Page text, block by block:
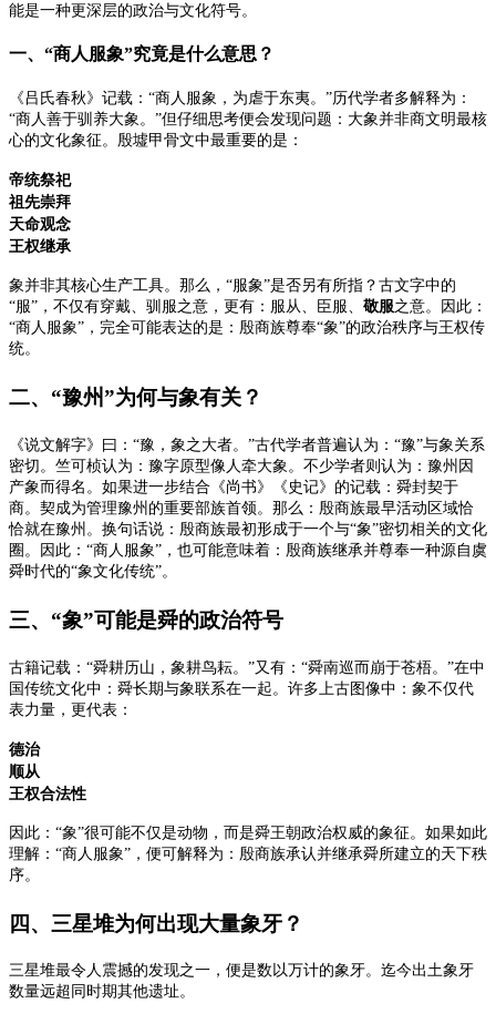
能是一种更深层的政治与文化符号。
一、 “商人服象”究竟是什么意思？
《吕氏春秋》记载： “商人服象，为虐于东夷。”历代学者多解释为：
“商人善于驯养大象。”但仔细思考便会发现问题： 大象并非商文明最核
心的文化象征。 殷墟甲骨文中最重要的是：
帝统祭祀
祖先崇拜
天命观念
王权继承
象并非其核心生产工具。 那么， “服象”是否另有所指？ 古文字中的
“服”，不仅有穿戴、驯服之意，更有： 服从、 臣服、 敬服之意。
因此：
“商人服象”，完全可能表达的是：殷商族尊奉“象”的政治秩序与王权传
统。
二、 “豫州”为何与象有关？
《说文解字》曰： “豫，象之大者。”古代学者普遍认为： “豫”与象关系
密切。 竺可桢认为：豫字原型像人牵大象。 不少学者则认为：豫州因
产象而得名。 如果进一步结合《尚书》《史记》的记载：舜封契于
商。 契成为管理豫州的重要部族首领。 那么：殷商族最早活动区域恰
恰就在豫州。 换句话说：殷商族最初形成于一个与“象”密切相关的文化
圈。
因此： “商人服象”，也可能意味着：殷商族继承并尊奉一种源自虞
舜时代的“象文化传统”。
三、 “象”可能是舜的政治符号
古籍记载： “舜耕历山，象耕鸟耘。”又有： “舜南巡而崩于苍梧。”在中
国传统文化中：舜长期与象联系在一起。 许多上古图像中：象不仅代
表力量，更代表：
德治
顺从
王权合法性
因此： “象”很可能不仅是动物，而是舜王朝政治权威的象征。 如果如此
理解： “商人服象”，便可解释为：殷商族承认并继承舜所建立的天下秩
序。
四、三星堆为何出现大量象牙？
三星堆最令人震撼的发现之一， 便是数以万计的象牙。迄今出土象牙
数量远超同时期其他遗址。